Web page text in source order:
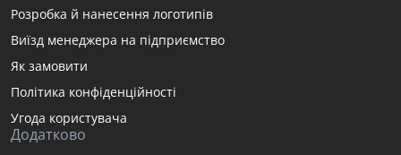
Розробка й нанесення логотипів
Виїзд менеджера на підприємство
Як замовити
Політика конфіденційності
Угода користувача
Додатково